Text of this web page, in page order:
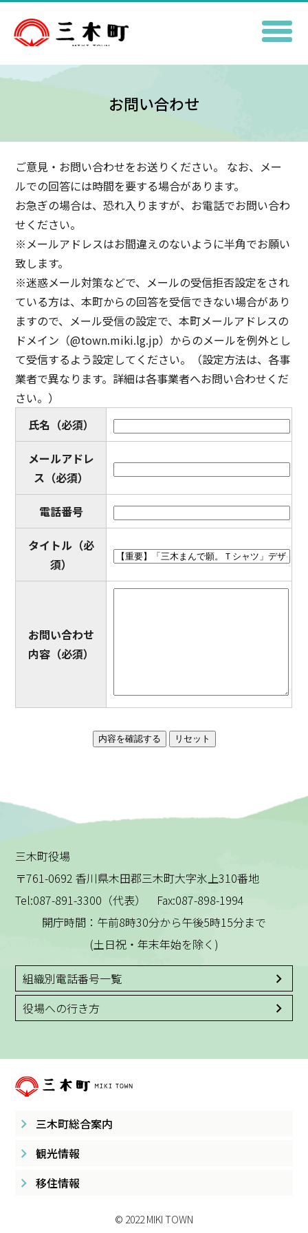
お問い合わせ
ご意見・お問い合わせをお送りください。 なお、メー
ルでの回答には時間を要する場合があります。
お急ぎの場合は、恐れ入りますが、お電話でお問い合わ
せください。
※メールアドレスはお間違えのないように半角でお願い
致します。
※迷惑メール対策などで、メールの受信拒否設定をされ
ている方は、本町からの回答を受信できない場合があり
ますので、メール受信の設定で、本町メールアドレスの
ドメイン（@town.miki.lg.jp）からのメールを例外とし
て受信するよう設定してください。（設定方法は、各事
業者で異なります。詳細は各事業者へお問い合わせくだ
さい。）
氏名 （必須）
メールアドレ
ス （必須）
電話番号
タイトル （必
須）
お問い合わせ
内容（必須）
三木町役場
〒761-0692 香川県木田郡三木町大字氷上310番地
Tel:087-891-3300（代表） Fax:087-898-1994
開庁時間：午前8時30分から午後5時15分まで
(土日祝・年末年始を除く)
組織別電話番号一覧
役場への行き方
三木町総合案内
観光情報
移住情報
© 2022 MIKI TOWN